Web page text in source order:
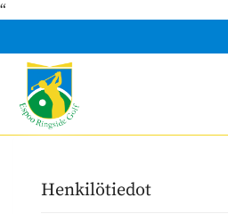
“
Henkilötiedot